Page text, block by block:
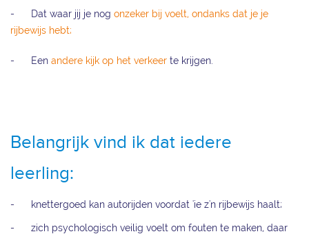
- Dat waar jij je nog onzeker bij voelt, ondanks dat je je
rijbewijs hebt;
- Een andere kijk op het verkeer te krijgen.
Belangrijk vind ik dat iedere
leerling:
- knettergoed kan autorijden voordat 'ie z'n rijbewijs haalt;
- zich psychologisch veilig voelt om fouten te maken, daar